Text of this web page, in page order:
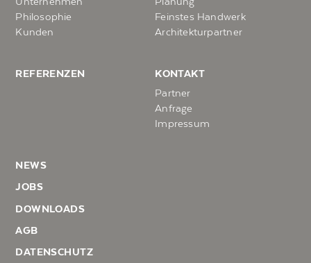
Philosophie
Kunden
Feinstes Handwerk
Architekturpartner
REFERENZEN
KONTAKT
Partner
Anfrage
Impressum
NEWS
JOBS
DOWNLOADS
AGB
DATENSCHUTZ